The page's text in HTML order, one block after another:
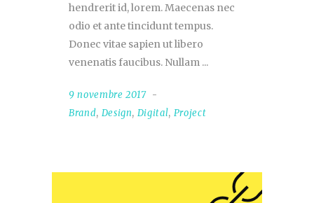
hendrerit id, lorem. Maecenas nec
odio et ante tincidunt tempus.
Donec vitae sapien ut libero
venenatis faucibus. Nullam
9 novembre 2017
Brand, Design, Digital, Project